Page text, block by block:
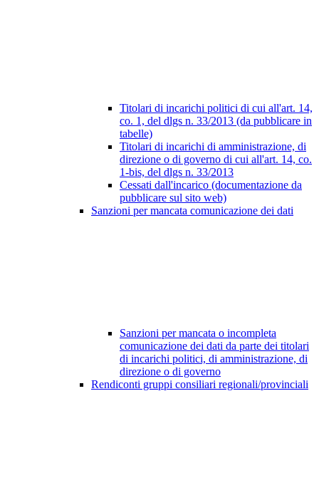
Titolari di incarichi politici di cui all'art. 14,
co. 1, del dlgs n. 33/2013 (da pubblicare in
tabelle)
Titolari di incarichi di amministrazione, di
direzione o di governo di cui all'art. 14, co.
1-bis, del dlgs n. 33/2013
Cessati dall'incarico (documentazione da
pubblicare sul sito web)
Sanzioni per mancata comunicazione dei dati
Sanzioni per mancata o incompleta
comunicazione dei dati da parte dei titolari
di incarichi politici, di amministrazione, di
direzione o di governo
Rendiconti gruppi consiliari regionali/provinciali